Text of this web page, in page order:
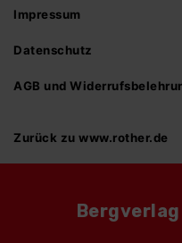
Impressum
Datenschutz
AGB und
Zurück zu www.rother.de